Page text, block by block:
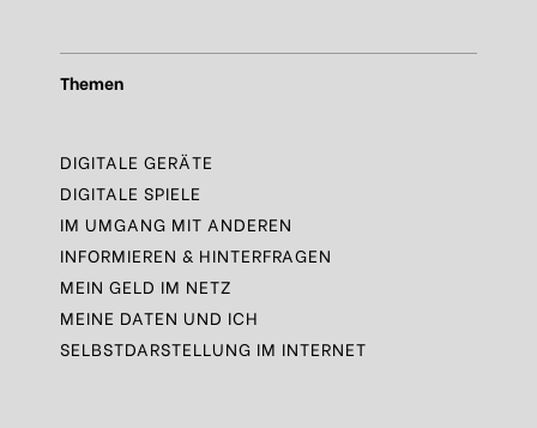
Themen
DIGITALE GERÄTE
DIGITALE SPIELE
IM UMGANG MIT ANDEREN
INFORMIEREN & HINTERFRAGEN
MEIN GELD IM NETZ
MEINE DATEN UND ICH
SELBSTDARSTELLUNG IM INTERNET